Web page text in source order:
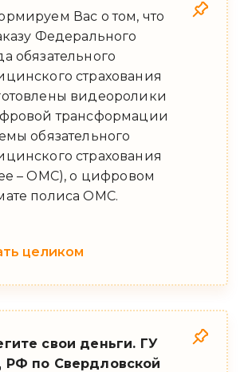
Вас о том, что
Федерального
обязательного
страхования
видеоролики
трансформации
обязательного
страхования
– ОМС), о цифровом
полиса ОМС.
целиком
свои деньги. ГУ
по Свердловской